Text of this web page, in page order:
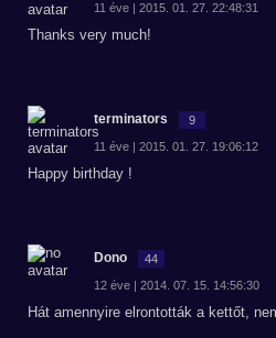
11 éve | 2015. 01. 27. 22:48:31
Thanks very much!
terminators 9
11 éve | 2015. 01. 27. 19:06:12
Happy birthday !
Dono 44
12 éve | 2014. 07. 15. 14:56:30
Hát amennyire elrontották a kettőt,